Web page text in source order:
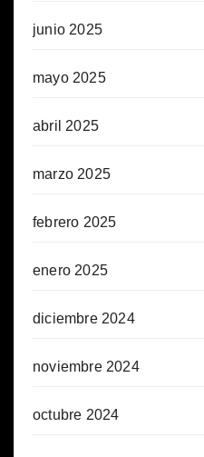
junio 2025
mayo 2025
abril 2025
marzo 2025
febrero 2025
enero 2025
diciembre 2024
noviembre 2024
octubre 2024